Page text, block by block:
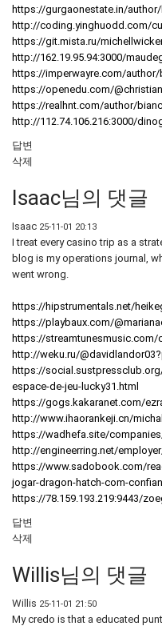
https://gurgaonestate.in/
http://coding.yinghuodd.com/
https://git.mista.ru/
http://162.19.95.94:3000/
https://imperwayre.com/
https://openedu.com/
https://realhnt.com/author/
http://112.74.106.216:3000/
답변
삭제
Isaac님의 댓글
Isaac 25-11-01 20:13
I treat every casino trip as a
blog is my operations journal,
went wrong.
https://hipstrumentals.net/
https://playbaux.com/
https://streamtunesmusic.com/
http://weku.ru/
https://
espace-de-jeu-lucky31.html
https://gogs.kakaranet.com/
http://www.ihaorankeji.cn/
https://wadhefa.site/
http://engineerring.net/
https://www.sadobook.com/
jogar-dragon-hatch-com-
https://78.159.193.219:9443/
답변
삭제
Willis님의 댓글
Willis 25-11-01 21:50
My credo is that a educated